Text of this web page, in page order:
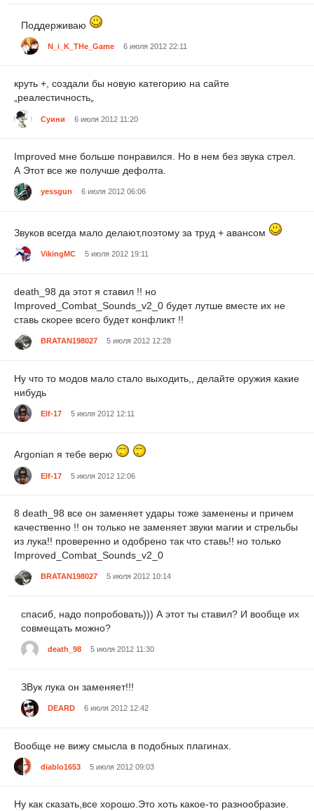
Поддерживаю
N_i_K_THe_Game 6 июля 2012 22:11
круть +, создали бы новую категорию на сайте
„реалестичность„
Суини 6 июля 2012 11:20
Improved мне больше понравился. Но в нем без звука стрел.
А Этот все же получше дефолта.
yessgun 6 июля 2012 06:06
Звуков всегда мало делают,поэтому за труд + авансом
VikingMC 5 июля 2012 19:11
death_98 да этот я ставил !! но
Improved_Combat_Sounds_v2_0 будет лутше вместе их не
ставь скорее всего будет конфликт !!
BRATAN198027 5 июля 2012 12:28
Ну что то модов мало стало выходить,, делайте оружия какие
нибудь
Elf-17 5 июля 2012 12:11
Argonian я тебе верю
Elf-17 5 июля 2012 12:06
8 death_98 все он заменяет удары тоже заменены и причем
качественно !! он только не заменяет звуки магии и стрельбы
из лука!! проверенно и одобрено так что ставь!! но только
Improved_Combat_Sounds_v2_0
BRATAN198027 5 июля 2012 10:14
спасиб, надо попробовать))) А этот ты ставил? И вообще их
совмещать можно?
death_98 5 июля 2012 11:30
ЗВук лука он заменяет!!!
DEARD 6 июля 2012 12:42
Вообще не вижу смысла в подобных плагинах.
diablo1653 5 июля 2012 09:03
Ну как сказать,все хорошо.Это хоть какое-то разнообразие.